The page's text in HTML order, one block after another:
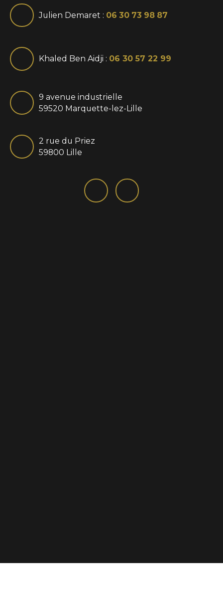
Julien Demaret : 06 30 73 98 87
Khaled Ben Aidji : 06 30 57 22 99
9 avenue industrielle
59520 Marquette-lez-Lille
2 rue du Priez
59800 Lille